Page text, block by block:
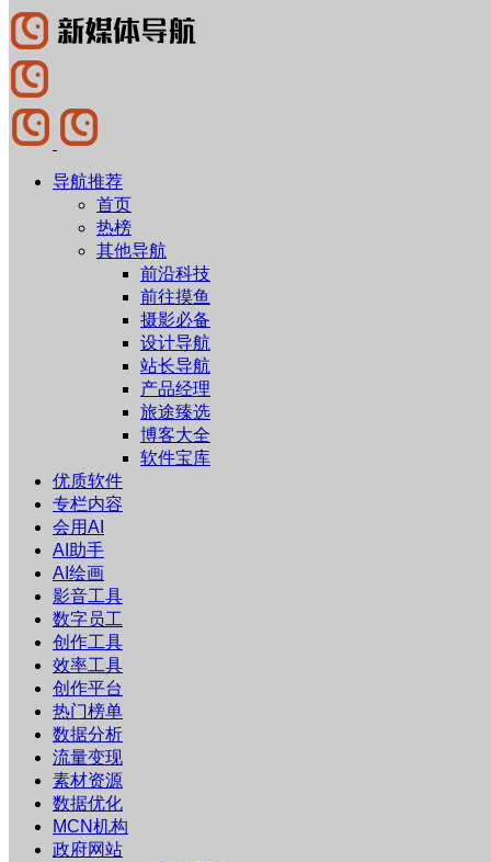
导航推荐
首页
热榜
其他导航
前沿科技
前往摸鱼
摄影必备
设计导航
站长导航
产品经理
旅途臻选
博客大全
软件宝库
优质软件
专栏内容
会用AI
AI助手
AI绘画
影音工具
数字员工
创作工具
效率工具
创作平台
热门榜单
数据分析
流量变现
素材资源
数据优化
MCN机构
政府网站